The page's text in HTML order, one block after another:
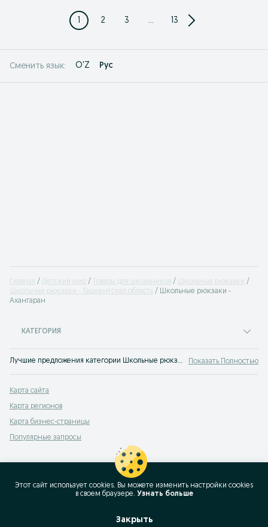
1 2 3 ... 13
Сменить язык: O'Z Рус
Главная Детский мир Товары для школьников
Школьные рюкзаки
Школьные рюкзаки - Ташкентская область
Школьные рюкзаки -
Ахангаран
КАТЕГОРИЯ
Лучшие предложения категории Школьные рюкзаки Ахангаран. Большой выбор товаров и услуг по выгодным ценам на OLX! Множество предложений на OLX.uz! Показать Полностью
Карта сайта
Карта регионов
Карта бизнес-страницы
Популярные запросы
Этот сайт использует cookies. Вы можете изменить настройки cookies
в своeм браузере. Узнать больше
Закрыть